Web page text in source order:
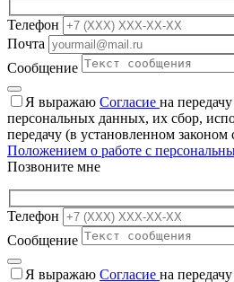
Телефон
Почта
Сообщение
Я выражаю Согласие на
персональных данных, их сбор,
передачу (в установленном законом
Положением о работе с
Позвоните мне
Телефон
Сообщение
Я выражаю Согласие на